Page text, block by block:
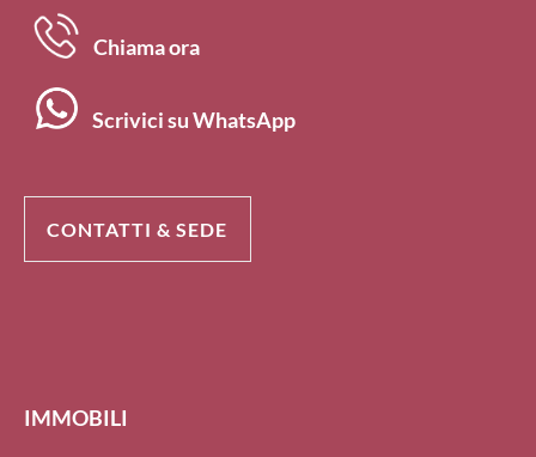
Chiama ora
Scrivici su WhatsApp
CONTATTI & SEDE
IMMOBILI